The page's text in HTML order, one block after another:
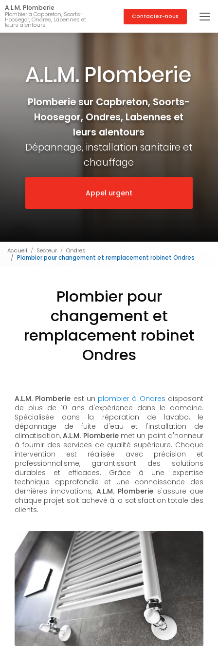
Aller
au
contenu
principal
A.L.M. Plomberie
Plombier à Capbreton, Soorts-
Hoosegor, Ondres, Labennes et
leurs alentours
Contactez-nous
Plomberie sur Capbreton, Soorts-
Hoosegor, Ondres, Labennes et
leurs alentours
Dépannage, installation sanitaire et
chauffage
Appel urgent
Accueil Secteur
Ondres
Plombier pour changement et remplacement robinet Ondres
Plombier pour
changement et
remplacement robinet
Ondres
A.L.M. Plomberie est un plombier à Ondres disposant
de plus de 10 ans d'expérience dans le domaine.
Spécialisée dans la réparation de lavabo, le
dépannage de fuite d'eau et l'installation de
climatisation,A.L.M. Plomberiemet un point d'honneur
à fournir des services de qualité supérieure. Chaque
intervention est réalisée avec précision et
professionnalisme, garantissant des solutions
durables et efficaces. Grâce à une expertise
technique approfondie et une connaissance des
dernières innovations, A.L.M. Plomberie s'assure que
chaque projet soit achevé à la satisfaction totale des
clients.